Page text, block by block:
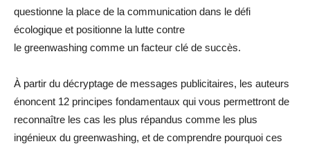
questionne la place de la communication dans le défi
écologique et positionne la lutte contre
le greenwashing comme un facteur clé de succès.
À partir du décryptage de messages publicitaires, les auteurs
énoncent 12 principes fondamentaux qui vous permettront de
reconnaître les cas les plus répandus comme les plus
ingénieux du greenwashing, et de comprendre pourquoi ces